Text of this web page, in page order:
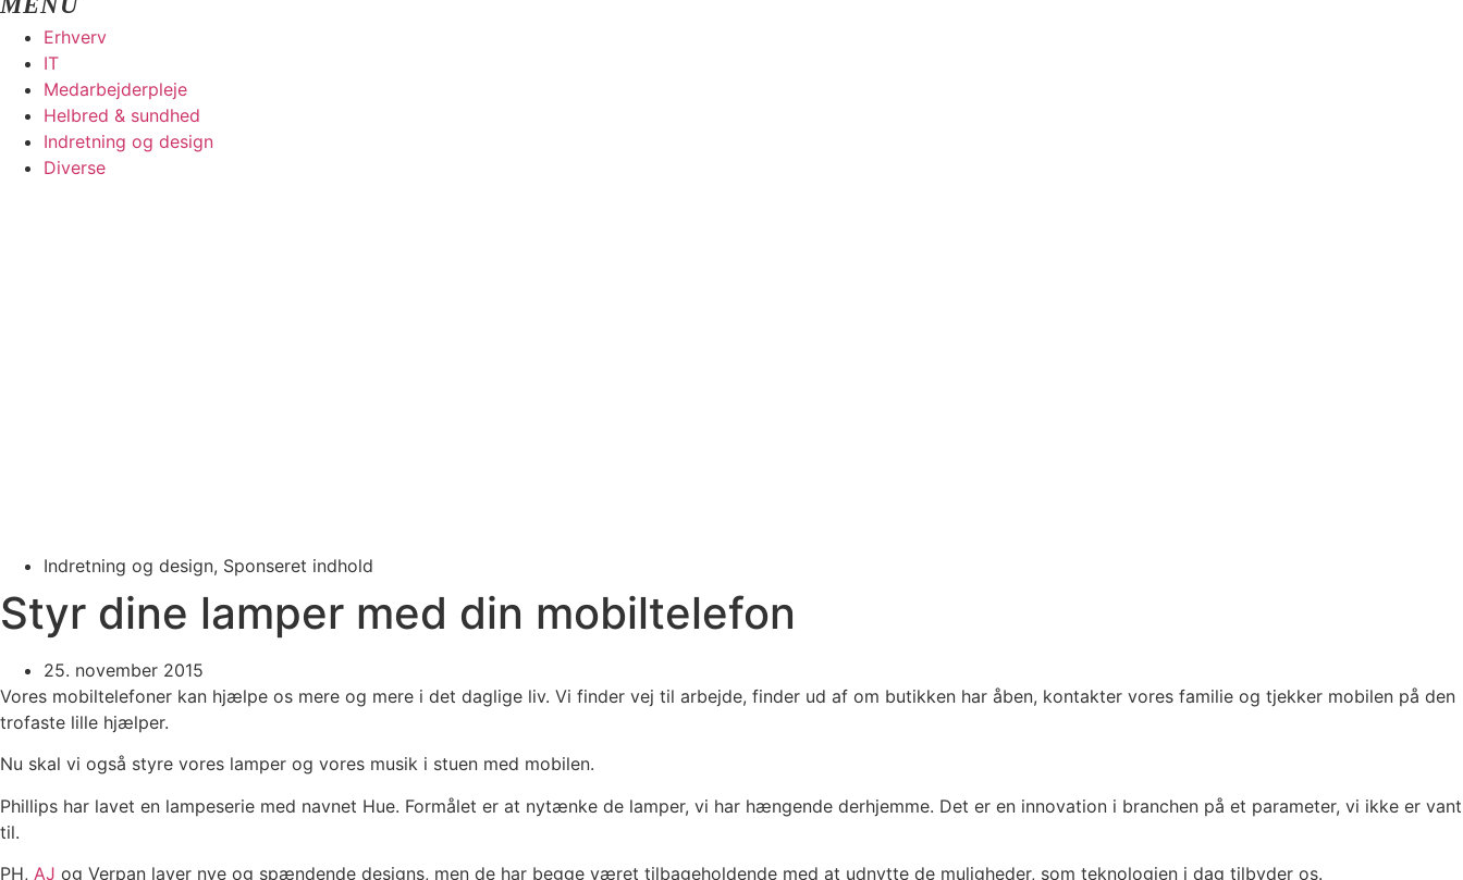
Erhverv
IT
Medarbejderpleje
Helbred & sundhed
Indretning og design
Diverse
Indretning og design, Sponseret indhold
Styr dine lamper med din mobiltelefon
25. november 2015
Vores mobiltelefoner kan hjælpe os mere og mere i det daglige liv. Vi finder vej til arbejde, finder ud af om butikken har åben, kontakter vores familie og tjekker mobilen på den
trofaste lille hjælper.
Nu skal vi også styre vores lamper og vores musik i stuen med mobilen.
Phillips har lavet en lampeserie med navnet Hue. Formålet er at nytænke de lamper, vi har hængende derhjemme. Det er en innovation i branchen på et parameter, vi ikke er vant
til.
PH, AJ og Verpan laver nye og spændende designs, men de har begge været tilbageholdende med at udnytte de muligheder, som teknologien i dag tilbyder os.